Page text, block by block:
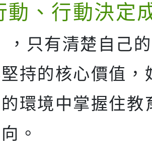
動、行動決定
，只有清楚自己
持的核心價值，
環境中掌握住教
。